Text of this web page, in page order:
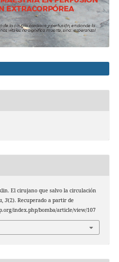
El cirujano que salvo la circulación
, 3(2). Recuperado a partir de
index.php/bomba/article/view/107